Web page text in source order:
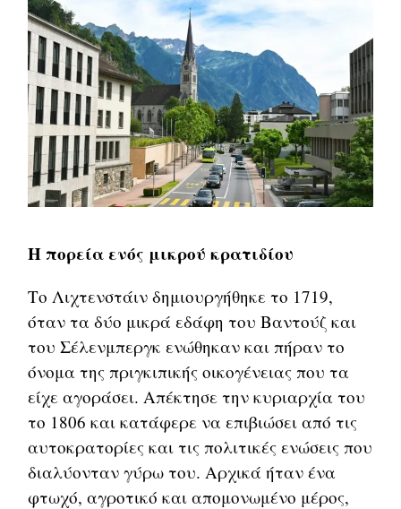
Η πορεία ενός μικρού κρατιδίου
Το Λιχτενστάιν δημιουργήθηκε το 1719,
όταν τα δύο μικρά εδάφη του Βαντούζ και
του Σέλενμπεργκ ενώθηκαν και πήραν το
όνομα της πριγκιπικής οικογένειας που τα
είχε αγοράσει. Απέκτησε την κυριαρχία του
το 1806 και κατάφερε να επιβιώσει από τις
αυτοκρατορίες και τις πολιτικές ενώσεις που
διαλύονταν γύρω του. Αρχικά ήταν ένα
φτωχό, αγροτικό και απομονωμένο μέρος,